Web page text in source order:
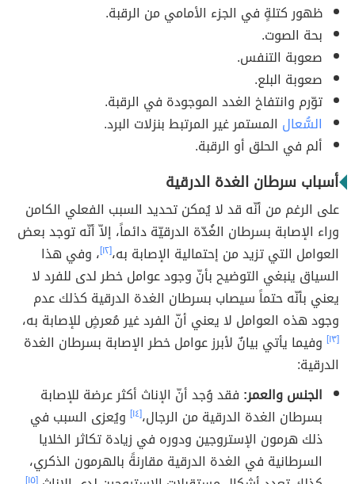
ظهور كتلةٍ في الجزء الأمامي من الرقبة.
بحة الصوت.
صعوبة التنفس.
صعوبة البلع.
توّرم وانتفاخ الغدد الموجودة في الرقبة.
السُّعال المستمر غير المرتبط بنزلات البرد.
ألم في الحلق أو الرقبة.
أسباب سرطان الغدة الدرقية
على الرغم من أنّه قد لا يُمكن تحديد السبب الفعلي الكامن
وراء الإصابة بسرطان الغُدّة الدرقيّة دائماً، إلاّ أنّه توجد بعض
العوامل التي تزيد من إحتمالية الإصابة به،[١٢] ، وفي هذا
السياق ينبغي التوضيح بأنّ وجود عوامل خطر لدى للفرد لا
يعني بأنّه حتماً سيصاب بسرطان الغدة الدرقية كذلك عدم
وجود هذه العوامل لا يعني أنّ الفرد غير مُعرضٍ للإصابة به،
[١٣]
وفيما يأتي بيانٌ لأبرز عوامل خطر الإصابة بسرطان الغدة
الدرقية:
الجنس والعمر: فقد وُجد أنّ الإناث أكثر عرضة للإصابة
بسرطان الغدة الدرقية من الرجال،[١٤] ويُعزى السبب في
ذلك هرمون الإستروجين ودوره في زيادة تكاثر الخلايا
السرطانية في الغدة الدرقية مقارنةً بالهرمون الذكري،
[١٥]